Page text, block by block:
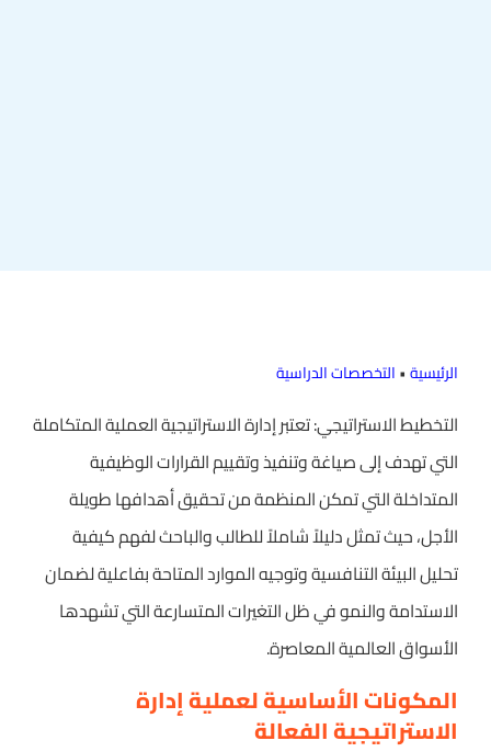
الرئيسية•التخصصات الدراسية
التخطيط الاستراتيجي: تعتبر إدارة الاستراتيجية العملية المتكاملة
التي تهدف إلى صياغة وتنفيذ وتقييم القرارات الوظيفية
المتداخلة التي تمكن المنظمة من تحقيق أهدافها طويلة
الأجل، حيث تمثل دليلاً شاملاً للطالب والباحث لفهم كيفية
تحليل البيئة التنافسية وتوجيه الموارد المتاحة بفاعلية لضمان
الاستدامة والنمو في ظل التغيرات المتسارعة التي تشهدها
الأسواق العالمية المعاصرة.
المكونات الأساسية لعملية إدارة
الاستراتيجية الفعالة